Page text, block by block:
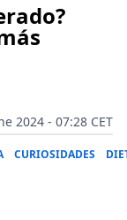
2024 - 07:28 CET
CURIOSIDADES